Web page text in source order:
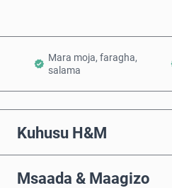
Mara moja, faragha,
salama
Kuhusu H&M
Msaada & Maagizo